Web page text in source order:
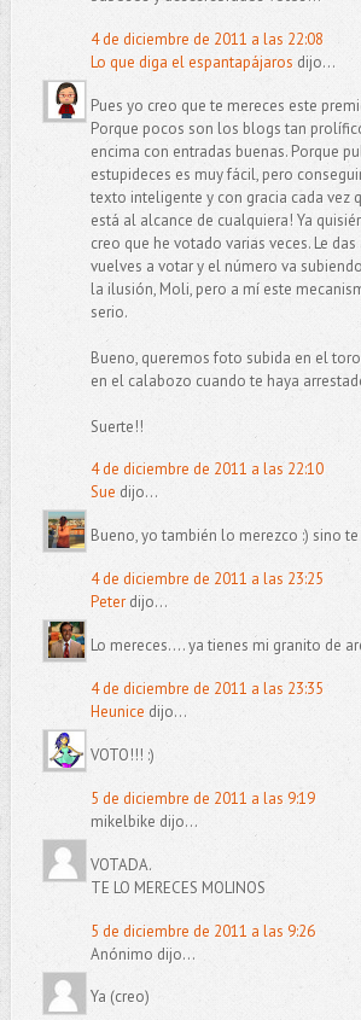
4 de diciembre de 2011 a las 22:08
Lo que diga el espantapájaros dijo...
Pues yo creo que te mereces este
Porque pocos son los blogs tan
encima con entradas buenas. Porque
estupideces es muy fácil, pero
texto inteligente y con gracia cada vez
está al alcance de cualquiera! Ya
creo que he votado varias veces. Le
vuelves a votar y el número va
la ilusión, Moli, pero a mí este
serio.
Bueno, queremos foto subida en el
en el calabozo cuando te haya
Suerte!!
4 de diciembre de 2011 a las 22:10
Sue dijo...
Bueno, yo también lo merezco :) sino
4 de diciembre de 2011 a las 23:25
Peterdijo...
Lo mereces.... ya tienes mi granito de
4 de diciembre de 2011 a las 23:35
Heunice dijo...
VOTO!!! :)
5 de diciembre de 2011 a las 9:19
mikelbike dijo...
VOTADA.
TE LO MERECES MOLINOS
5 de diciembre de 2011 a las 9:26
Anónimo dijo...
Ya (creo)